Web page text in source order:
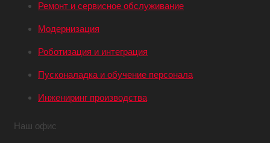
Ремонт и сервисное обслуживание
Модернизация
Роботизация и интеграция
Пусконаладка и обучение персонала
Инжениринг производства
Наш офис